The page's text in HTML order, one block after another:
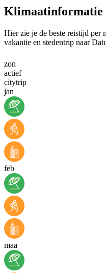
Klimaatinformatie
Hier zie je de beste reistijd per
vakantie en stedentrip naar
zon
actief
citytrip
jan
feb
maa